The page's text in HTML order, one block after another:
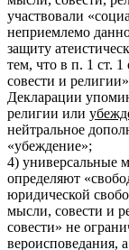
участвовали
неприемлемо
защиту
тем, что в п. 1 ст.
совести и
Декларации
религии или
нейтральное
«убеждение»;
4) универсальные
определяют
юридической
мысли, совести и
совести» не
вероисповедания,